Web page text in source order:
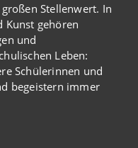
Stellenwert. In
Kunst gehören
und
Leben:
Schülerinnen und
begeistern immer